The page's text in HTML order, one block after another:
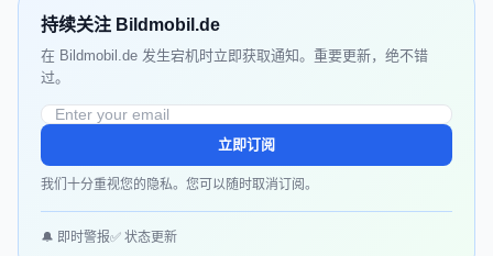
持续关注 Bildmobil.de
在 Bildmobil.de 发生宕机时立即获取通知。重要更新，绝不错
过。
立即订阅
我们十分重视您的隐私。您可以随时取消订阅。
🔔 即时警报✅ 状态更新